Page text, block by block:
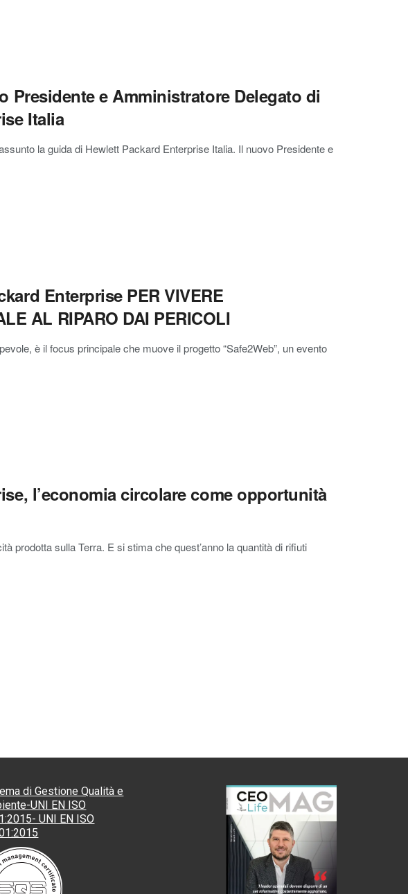
Presidente e Amministratore Delegato di
Italia
la guida di Hewlett Packard Enterprise Italia. Il nuovo Presidente e
Enterprise PER VIVERE
AL RIPARO DAI PERICOLI
è il focus principale che muove il progetto “Safe2Web”, un evento
l’economia circolare come opportunità
prodotta sulla Terra. E si stima che quest’anno la quantità di rifiuti
di Gestione Qualità e
UNI EN ISO
UNI EN ISO